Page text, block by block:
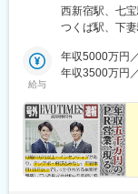
勤はありませ
ト先やご希望の
西新宿駅、七
つくば駅、下
くりこま高原
青谷駅、天ケ
西町駅、具同
駅(三重県)、
駅(滋賀県)、堅
鴨宮駅、三沢
Ｒいしかわ鉄
給与
年収5000万円
年収3500万円